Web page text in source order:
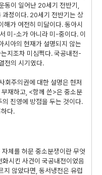
동이 일어난 20세기 전반기,
과정이다. 20세기 전반기는 상
해가 여전히 미달이다. 동아시
미-소가 아니라 미-중이다. 이
시아의 현재가 설명되지 않는
는지조차 미심쩍다. 국공내전-
전의 시기였다.
회주의권에 대한 설명은 현저
재하고, <함께 쓴>은 중소분
진영에 방점을 두는 것이다.
다.
자체를 허문 중소분쟁이란 무엇
시킨 사건이 국공내전이었음
지 않았다면, 동서냉전은 유럽